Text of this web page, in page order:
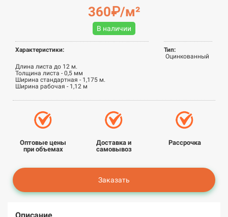
360₽/м²
В наличии
Характеристики:
Длина листа до 12 м.
Толщина листа - 0,5 мм
Ширина стандартная - 1,175 м.
Ширина рабочая - 1,12 м
Тип:
Оцинкованный
Оптовые цены
при объемах
Доставка и
самовывоз
Рассрочка
Заказать